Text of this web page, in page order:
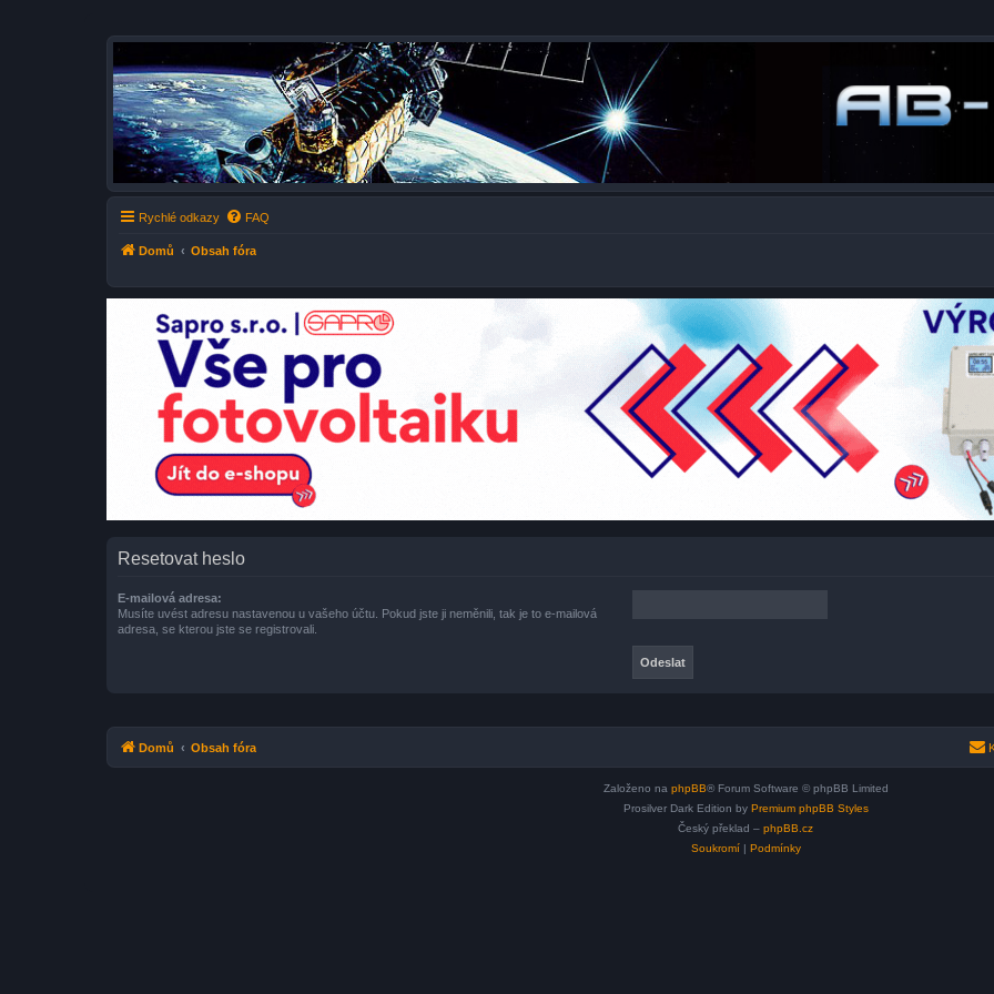
AB-FÓRUM - Satelitné fórum (Satelity, DVB-T/T2, DVB-C, IPTV)
Česko-Slovenské diskusní fórum nejen o satelitním příjmu ale i vše kolem elektroniky .
Rychlé odkazy FAQ
Domů Obsah fóra
Resetovat heslo
E-mailová adresa:
Musíte uvést adresu nastavenou u vašeho účtu. Pokud jste ji neměnili, tak je to e-mailová
adresa, se kterou jste se registrovali.
Domů Obsah fóra
Založeno na phpBB® Forum Software © phpBB Limited
Prosilver Dark Edition by Premium phpBB Styles
Český překlad – phpBB.cz
Soukromí| Podmínky